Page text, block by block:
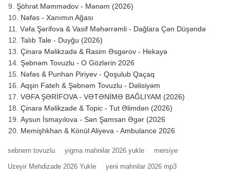
Şöhrət Məmmədov - Mənəm (2026)
Nəfəs - Xanımın Ağası
Vəfa Şərifova & Vasif Məhərrəmli - Dağlara Çən Düşəndə
Talıb Tale - Duyğu (2026)
Çinarə Məlikzadə & Rasim Əsgərov - Hekayə
Şəbnəm Tovuzlu - O Gözlərin 2026
Nəfəs & Punhan Piriyev - Qoşulub Qaçaq
Aqşin Fateh & Şəbnəm Tovuzlu - Dəlisiyəm
VƏFA ŞƏRİFOVA - VƏTƏNİMƏ BAĞLIYAM (2026)
Çinarə Məlikzade & Topic - Tut Əlimdən (2026)
Aysun İsmayılova - Sən Şamsan Əgər (2026
Memişhkhan & Könül Aliyeva - Ambulance 2026
sebnem tovuzlu yigma mahnilar 2026 yukle mersiye
Uzeyir Mehdizade 2026 Yukle yeni mahnilar 2026 mp3